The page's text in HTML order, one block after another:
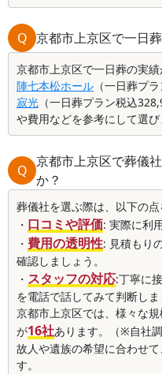
Q 京都市上京区で一日
京都市上京区で一日葬の実
陣七本松ホール （一日葬プ
寂光 （一日葬プラン税込
や費用などを参考にして選び
Q
京都市上京区で葬儀
か？
葬儀社を選ぶ際は、以下の点
・ 口コミや評価: 実際に利
・ 費用の透明性: 見積もり
確認しましょう。
・ スタッフの対応:丁寧に
を電話で話してみて判断しま
京都市上京区では、様々な
が16社あります。（※自社調
故人や遺族の希望に合わせ
す。